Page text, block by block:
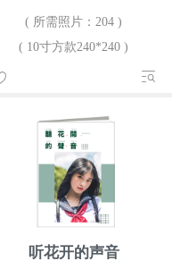
( 所需照片：204 )
( 10寸方款240*240 )
听花开的声音